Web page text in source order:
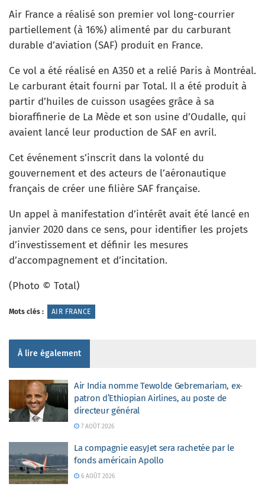
Air France a réalisé son premier vol long-courrier
partiellement (à 16%) alimenté par du carburant
durable d’aviation (SAF) produit en France.
Ce vol a été réalisé en A350 et a relié Paris à Montréal.
Le carburant était fourni par Total. Il a été produit à
partir d’huiles de cuisson usagées grâce à sa
bioraffinerie de La Mède et son usine d’Oudalle, qui
avaient lancé leur production de SAF en avril.
Cet événement s’inscrit dans la volonté du
gouvernement et des acteurs de l’aéronautique
français de créer une filière SAF française.
Un appel à manifestation d’intérêt avait été lancé en
janvier 2020 dans ce sens, pour identifier les projets
d’investissement et définir les mesures
d’accompagnement et d’incitation.
(Photo © Total)
Mots clés : AIR FRANCE
À lire également
Air India nomme Tewolde Gebremariam, ex-
patron d’Ethiopian Airlines, au poste de
directeur général
7 AOÛT 2026
La compagnie easyJet sera rachetée par le
fonds américain Apollo
6 AOÛT 2026